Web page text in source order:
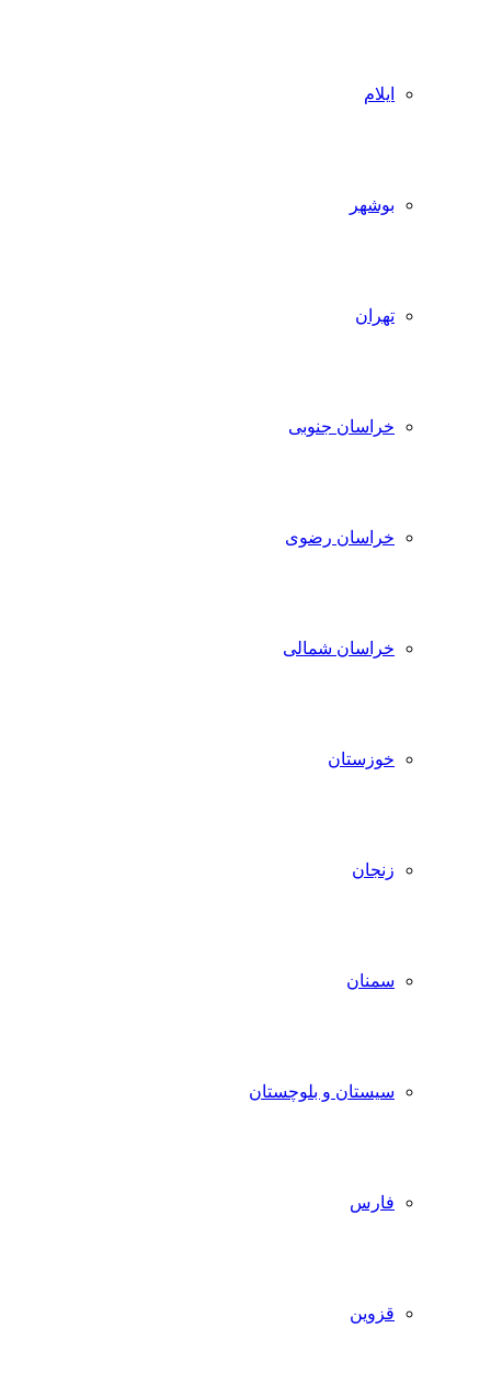
ایلام
بوشهر
تهران
خراسان جنوبی
خراسان رضوی
خراسان شمالی
خوزستان
زنجان
سمنان
سیستان و بلوچستان
فارس
قزوین